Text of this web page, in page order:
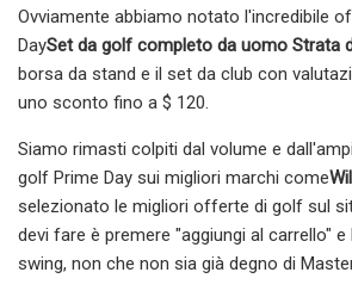
Ovviamente abbiamo notato l'incredibile
DaySet da golf completo da uomo Strata
borsa da stand e il set da club con
uno sconto fino a $ 120.
Siamo rimasti colpiti dal volume e
golf Prime Day sui migliori marchi come
selezionato le migliori offerte di golf sul
devi fare è premere "aggiungi al carrello"
swing, non che non sia già degno di